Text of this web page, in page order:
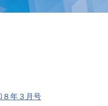
年３月号